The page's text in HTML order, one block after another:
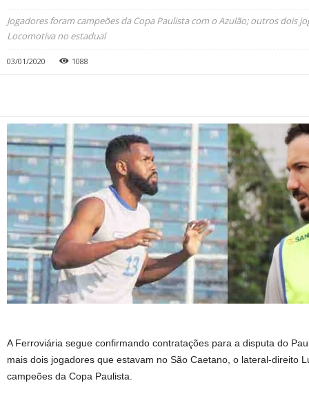
Jogadores foram campeões da Copa Paulista com o Azulão; outros dois
Locomotiva no estadual
03/01/2020 1088
A Ferroviária segue confirmando contratações para a disputa do
mais dois jogadores que estavam no São Caetano, o lateral-direito
campeões da Copa Paulista.